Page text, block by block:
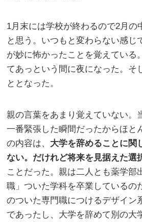
1月末には学校が終わるので2月の
と思う。いつもと変わらない感じ
が妙に怖かったことを覚えている
てあっという間に夜になった。そ
ととなった。
親の言葉をあまり覚えていない。
一番緊張した瞬間だったからほと
の内容は、 大学を辞めることに関
ない。だけれど将来を見据えた選
ことだった。親は二人とも薬学部
職」ついた学科を卒業しているの
のついた専門職につけるデザイン
であったし、大学を辞めて別の大